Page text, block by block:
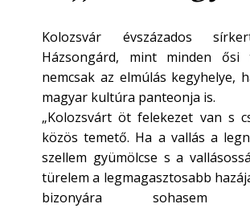
Kolozsvár évszázados
Házsongárd, mint minden ősi
nemcsak az elmúlás kegyhelye,
magyar kultúra panteonja is.
„Kolozsvárt öt felekezet van s
közös temető. Ha a vallás a
szellem gyümölcse s a
türelem a legmagasztosabb
bizonyára sohasem